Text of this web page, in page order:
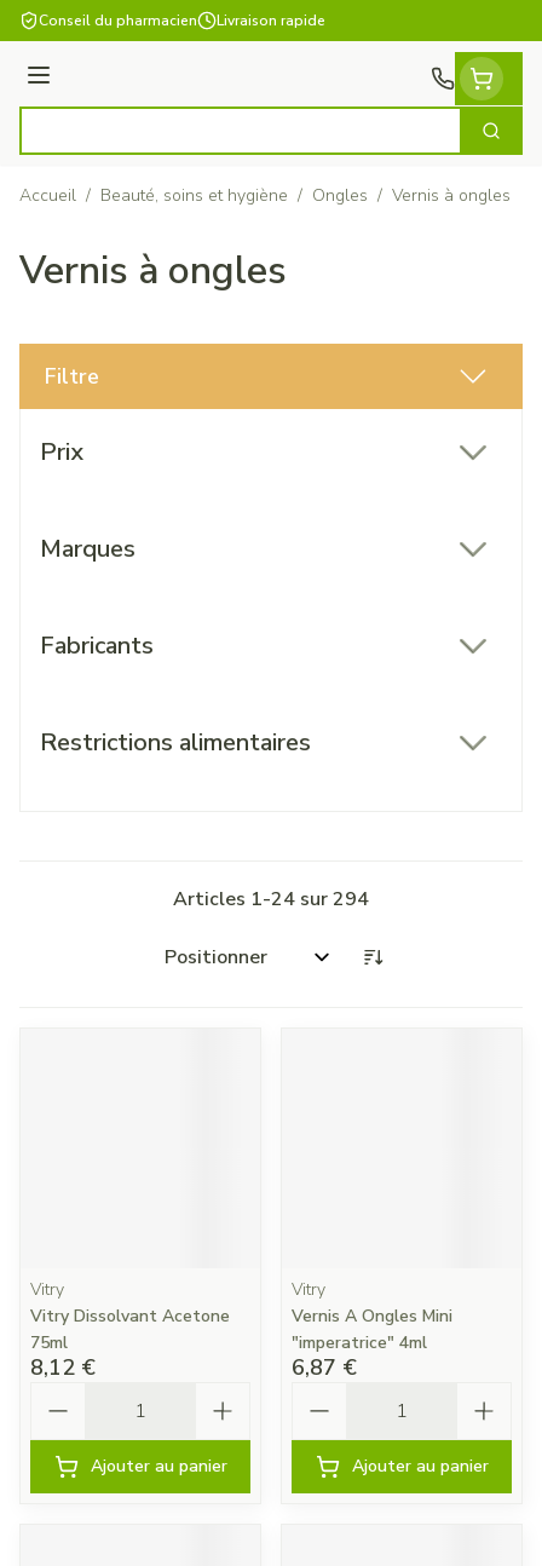
Aller au contenu
Conseil du pharmacien Livraison rapide
Menu
Accueil / Beauté, soins et hygiène / Ongles / Vernis à ongles
Vernis à ongles
Filtre
Prix
Marques
Fabricants
Restrictions alimentaires
Articles 1-24 sur294
Trier par:
Vitry
Vitry Dissolvant Acetone
75ml
8,12 €
Ajouter au panier
Vitry
Vernis A Ongles Mini
"imperatrice" 4ml
6,87 €
Ajouter au panier